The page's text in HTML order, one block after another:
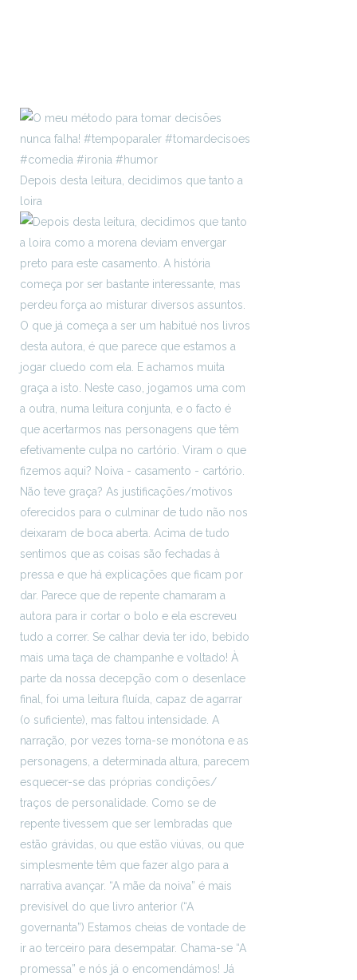
Depois desta leitura, decidimos que tanto a
loira